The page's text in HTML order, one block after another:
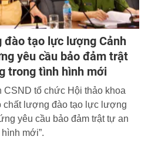
đào tạo lực lượng Cảnh
yêu cầu bảo đảm trật
trong tình hình mới
CSND tổ chức Hội thảo khoa
chất lượng đào tạo lực lượng
yêu cầu bảo đảm trật tự an
mới”.